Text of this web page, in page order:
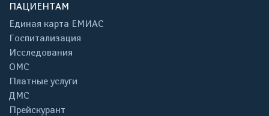
ПАЦИЕНТАМ
Единая карта ЕМИАС
Госпитализация
Исследования
ОМС
Платные услуги
ДМС
Прейскурант